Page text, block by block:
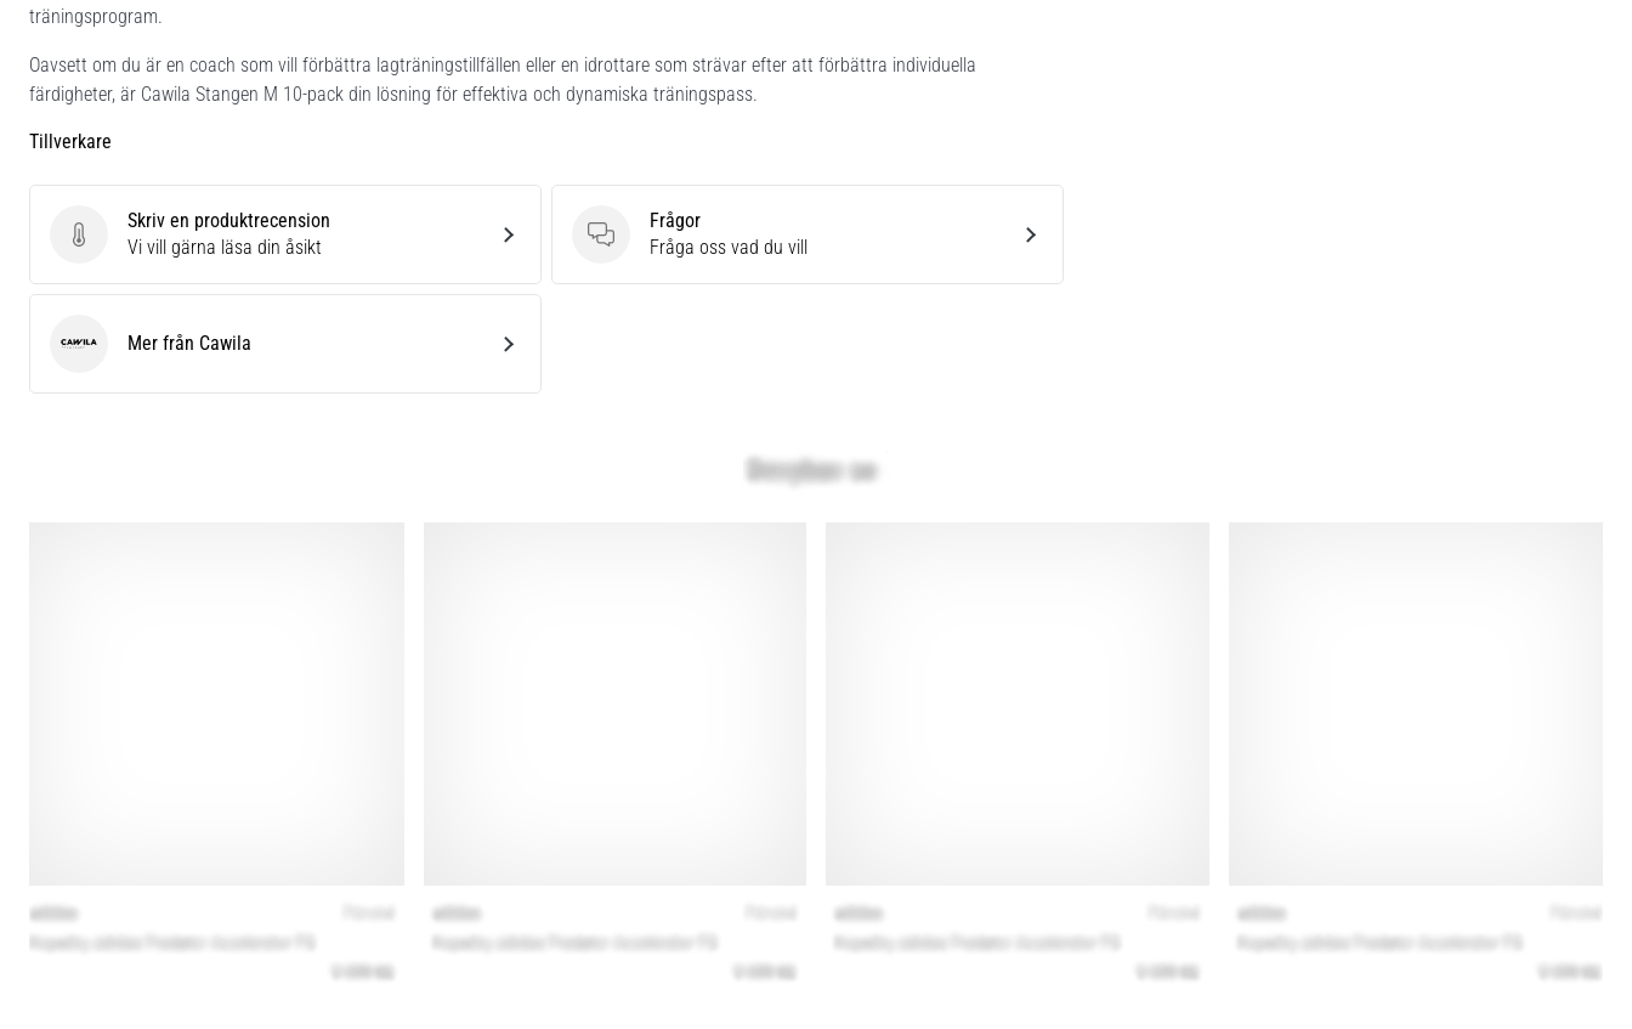
träningsprogram.
Oavsett om du är en coach som vill förbättra lagträningstillfällen eller en idrottare som strävar efter att förbättra individuella
färdigheter, är Cawila Stangen M 10-pack din lösning för effektiva och dynamiska träningspass.
Tillverkare
Skriv en produktrecension
Skriv en produktrecension
Vi vill gärna läsa din åsikt
Frågor
Frågor
Fråga oss vad du vill
Cawila Mer från Cawila